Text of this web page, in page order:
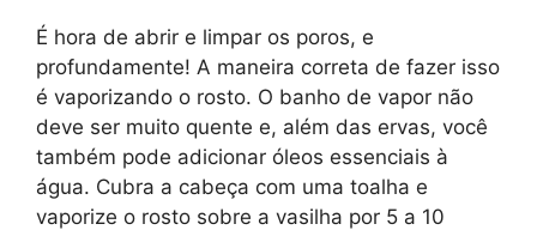
É hora de abrir e limpar os poros, e
profundamente! A maneira correta de fazer isso
é vaporizando o rosto. O banho de vapor não
deve ser muito quente e, além das ervas, você
também pode adicionar óleos essenciais à
água. Cubra a cabeça com uma toalha e
vaporize o rosto sobre a vasilha por 5 a 10